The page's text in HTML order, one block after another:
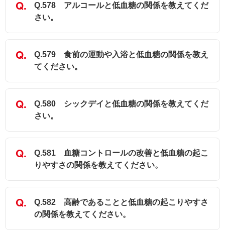
Q.578 アルコールと低血糖の関係を教えてくだ
さい。
Q.579 食前の運動や入浴と低血糖の関係を教え
てください。
Q.580 シックデイと低血糖の関係を教えてくだ
さい。
Q.581 血糖コントロールの改善と低血糖の起こ
りやすさの関係を教えてください。
Q.582 高齢であることと低血糖の起こりやすさ
の関係を教えてください。